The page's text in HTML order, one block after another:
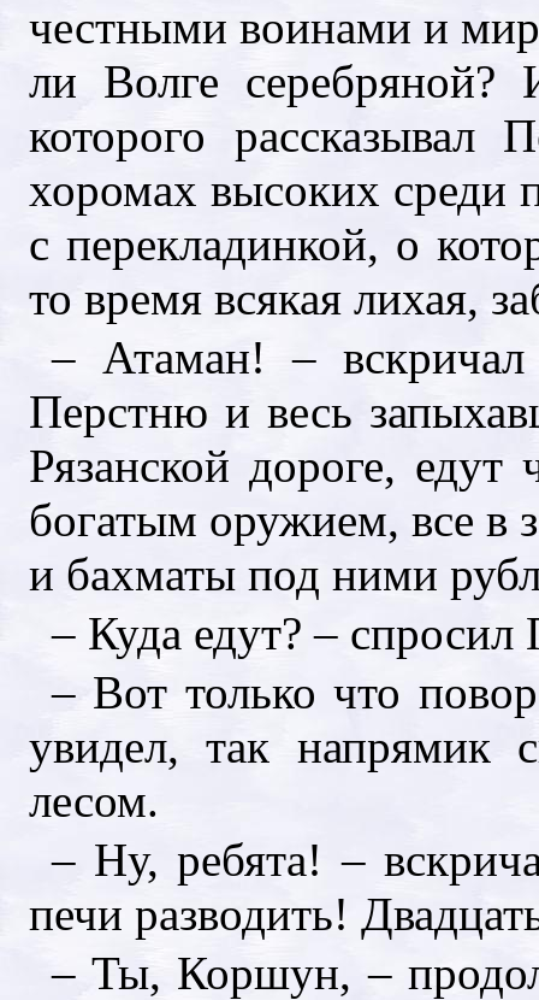
честными воинами и
ли Волге
которого
хоромах высоких среди
с перекладинкой, о
то время всякая лихая,
– Атаман! – вскричал
Перстню и весь
Рязанской дороге, едут
богатым оружием, все в
и бахматы под ними
– Куда едут? – спросил
– Вот только что
увидел, так напрямик
лесом.
– Ну, ребята! –
печи разводить!
– Ты, Коршун, –